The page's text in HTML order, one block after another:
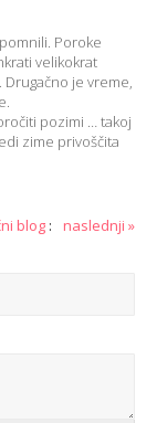
Poroke
velikokrat
je vreme,
pozimi … takoj
zime privoščita
blog : naslednji »